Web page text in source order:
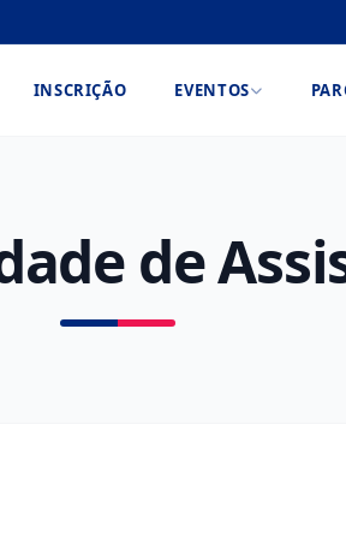
INSCRIÇÃO EVENTOS
de